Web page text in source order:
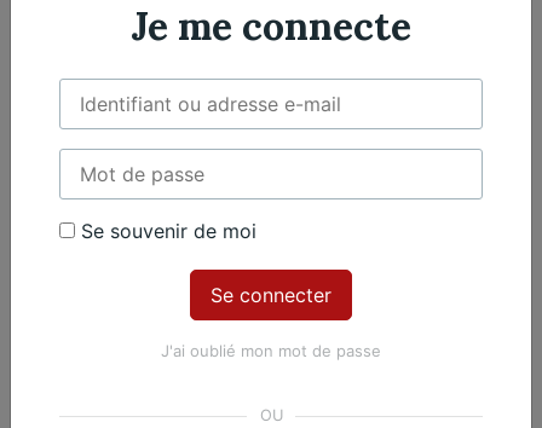
Violoncelle
Œuvres du même
compositeur​
Jacques Offenbach
Je me connecte
Se souvenir de moi
J'ai oublié mon mot de passe